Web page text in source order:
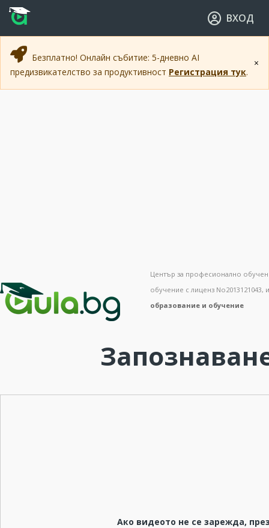
Прескочи към основното съдържание
Прескочи към навигацията
ВХОД
×
Безплатно! Онлайн събитие: 5-дневно AI
предизвикателство за продуктивност Регистрация тук.
Център за професионално
обучение с лиценз No2013121043,
образование и обучение
Ако видеото не се зарежда,